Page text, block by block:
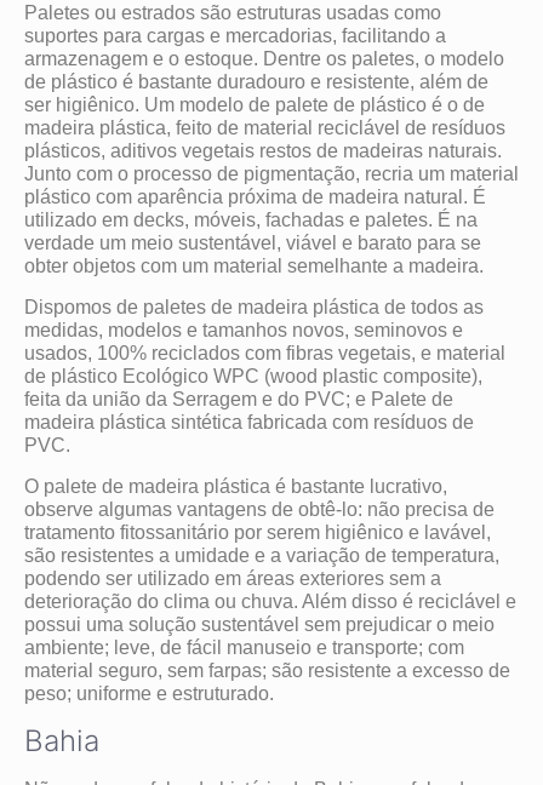
Paletes ou estrados são estruturas usadas como
suportes para cargas e mercadorias, facilitando a
armazenagem e o estoque. Dentre os paletes, o modelo
de plástico é bastante duradouro e resistente, além de
ser higiênico. Um modelo de palete de plástico é o de
madeira plástica, feito de material reciclável de resíduos
plásticos, aditivos vegetais restos de madeiras naturais.
Junto com o processo de pigmentação, recria um material
plástico com aparência próxima de madeira natural. É
utilizado em decks, móveis, fachadas e paletes. É na
verdade um meio sustentável, viável e barato para se
obter objetos com um material semelhante a madeira.
Dispomos de paletes de madeira plástica de todos as
medidas, modelos e tamanhos novos, seminovos e
usados, 100% reciclados com fibras vegetais, e material
de plástico Ecológico WPC (wood plastic composite),
feita da união da Serragem e do PVC; e Palete de
madeira plástica sintética fabricada com resíduos de
PVC.
O palete de madeira plástica é bastante lucrativo,
observe algumas vantagens de obtê-lo: não precisa de
tratamento fitossanitário por serem higiênico e lavável,
são resistentes a umidade e a variação de temperatura,
podendo ser utilizado em áreas exteriores sem a
deterioração do clima ou chuva. Além disso é reciclável e
possui uma solução sustentável sem prejudicar o meio
ambiente; leve, de fácil manuseio e transporte; com
material seguro, sem farpas; são resistente a excesso de
peso; uniforme e estruturado.
Bahia